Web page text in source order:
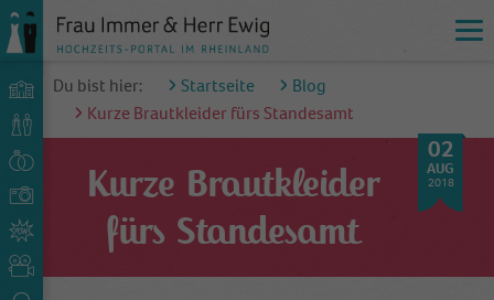
Du bist hier: Startseite
Blog
Kurze Brautkleider fürs Standesamt
Kurze Brautkleider
fürs Standesamt
02
AUG
2018